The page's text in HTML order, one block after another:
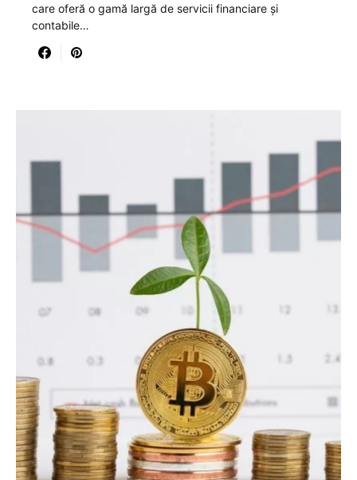
care oferă o gamă largă de servicii financiare și
contabile…